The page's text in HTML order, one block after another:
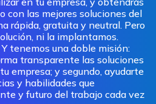
con las mejores soluciones del
rápida, gratuita y neutral. Pero
ni la implantamos.
tenemos una doble misión:
transparente las soluciones
empresa; y segundo, ayudarte
y habilidades que
y futuro del trabajo cada vez